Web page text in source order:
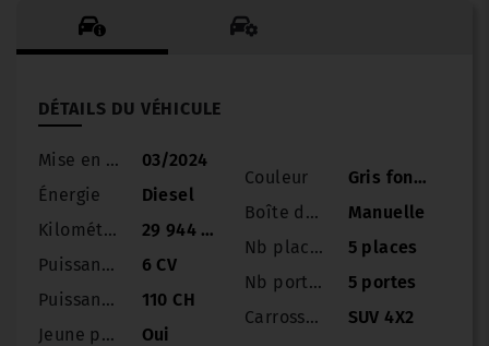
DÉTAILS DU VÉHICULE
Mise en circulation
03/2024
Énergie
Diesel
Kilométrage
29 944 km
Puissance
6 CV
Puissance réelle
110 CH
Jeune permis
Oui
Couleur
Gris foncé
Boîte de vitesse
Manuelle
Nb places
5 places
Nb portes
5 portes
Carrosserie
SUV 4X2